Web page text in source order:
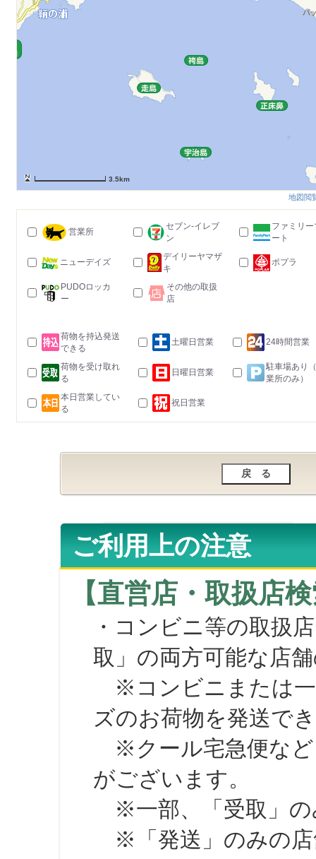
3.5km
地図閲
営業所
セブン-イレブ
ン
ファミリー
ート
ニューデイズ
デイリーヤマザ
キ
ポプラ
PUDOロッカ
ー
その他の取扱
店
荷物を持込発送
できる
土曜日営業 24時間営業
荷物を受け取れ
る
日曜日営業
駐車場あり
業所のみ）
本日営業してい
る
祝日営業
ご利用上の注意
【直営店・取扱店
・コンビニ等の取扱
取」の両方可能な店
※コンビニまたは一
ズのお荷物を発送で
※クール宅急便など
がございます。
※一部、「受取」の
※「発送」のみの店